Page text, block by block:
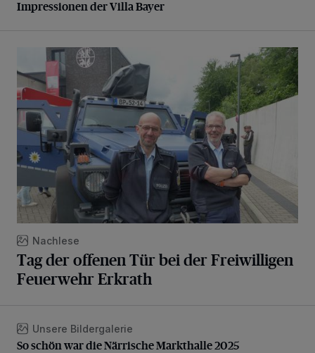
Impressionen der Villa Bayer
Tag der offenen Tür bei der Freiwilligen Feuerwehr Erkrath
Nachlese
Tag der offenen Tür bei der Freiwilligen
Feuerwehr Erkrath
So schön war die Närrische Markthalle 2025
Unsere Bildergalerie
So schön war die Närrische Markthalle 2025